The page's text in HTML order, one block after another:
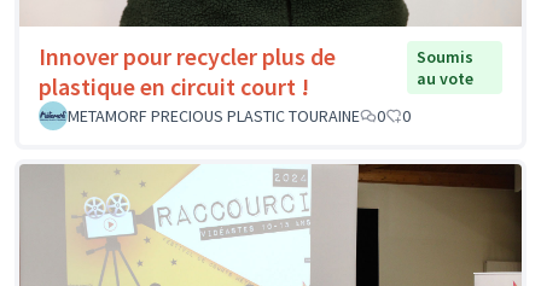
Innover pour recycler plus de
plastique en circuit court !
Soumis
au vote
METAMORF PRECIOUS PLASTIC TOURAINE
0 0